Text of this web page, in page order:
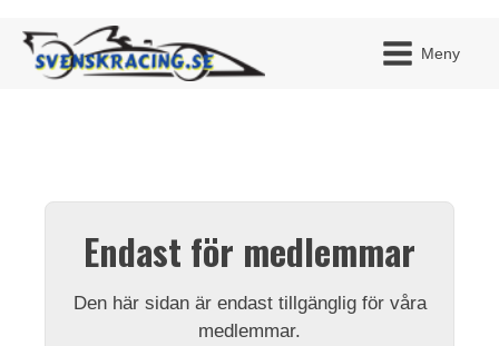
Meny
Endast för medlemmar
Den här sidan är endast tillgänglig för våra
medlemmar.